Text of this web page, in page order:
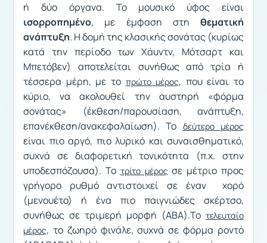
ή δύο όργανα. Το μουσικό ύφος είναι
ισορροπημένο, με έμφαση στη θεματική
ανάπτυξη. Η δομή της κλασικής σονάτας (κυρίως
κατά την περίοδο των Χάυντν, Μότσαρτ και
Μπετόβεν) αποτελείται συνήθως από τρία ή
τέσσερα μέρη, με το πρώτο μέρος, που είναι το
κύριο, να ακολουθεί την αυστηρή «φόρμα
σονάτας» (έκθεση/παρουσίαση, ανάπτυξη,
επανέκθεση/ανακεφαλαίωση). Το δεύτερο μέρος
είναι πιο αργό, πιο λυρικό και συναισθηματικό,
συχνά σε διαφορετική τονικότητα (π.χ. στην
υποδεσπόζουσα). Το τρίτο μέρος σε μέτριο προς
γρήγορο ρυθμό αντιστοιχεί σε έναν χορό
(μενουέτο) ή ένα πιο παιγνιώδες σκέρτσο,
συνήθως σε τριμερή μορφή (ABA).Το τελευταίο
μέρος, το ζωηρό φινάλε, συχνά σε φόρμα ροντό